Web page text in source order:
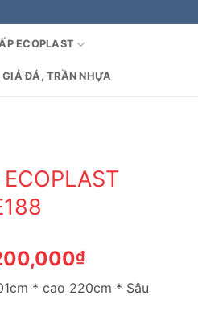
ECOPLAST
GIẢ ĐÁ, TRẦN NHỰA
₫Giá
hiện
tại
* cao 220cm * Sâu